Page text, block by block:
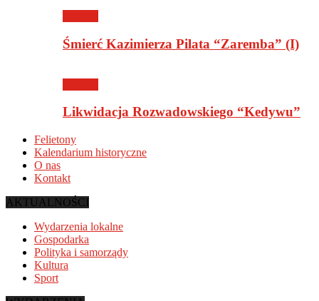
Śmierć Kazimierza Pilata “Zaremba” (I)
Likwidacja Rozwadowskiego “Kedywu”
Felietony
Kalendarium historyczne
O nas
Kontakt
AKTUALNOŚCI
Wydarzenia lokalne
Gospodarka
Polityka i samorządy
Kultura
Sport